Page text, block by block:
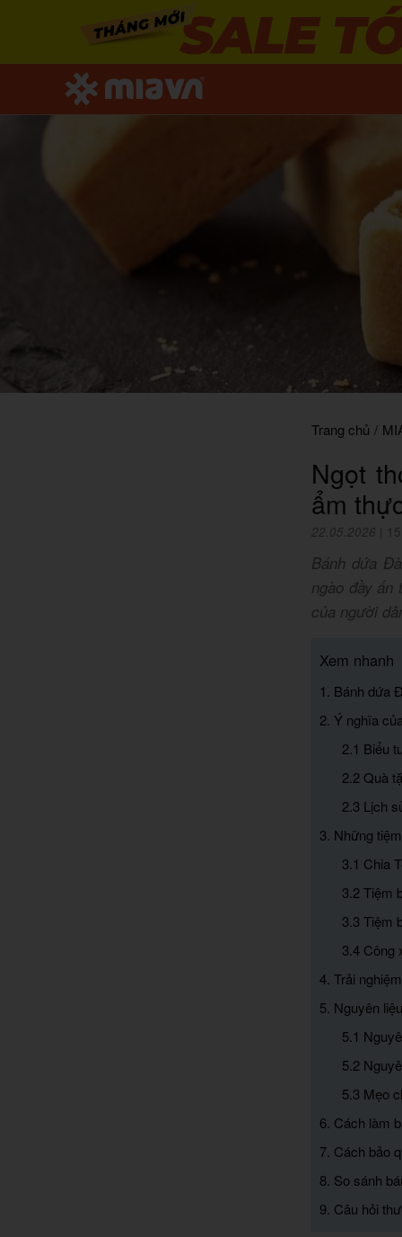
Trang chủ /
Ngọt
ẩm
22.05.2026
Bánh dứa
ngào đầy ấn
của người
Xem nhanh
1. Bánh dứa
2. Ý nghĩa
2.1 Biểu
2.2 Quà
2.3 Lịch
3. Những
3.1 Chia
3.2 Tiệm
3.3 Tiệm
3.4 Công
4. Trải
5. Nguyên
5.1
5.2
5.3 Mẹo
6. Cách làm
7. Cách bảo
8. So sánh
9. Câu hỏi